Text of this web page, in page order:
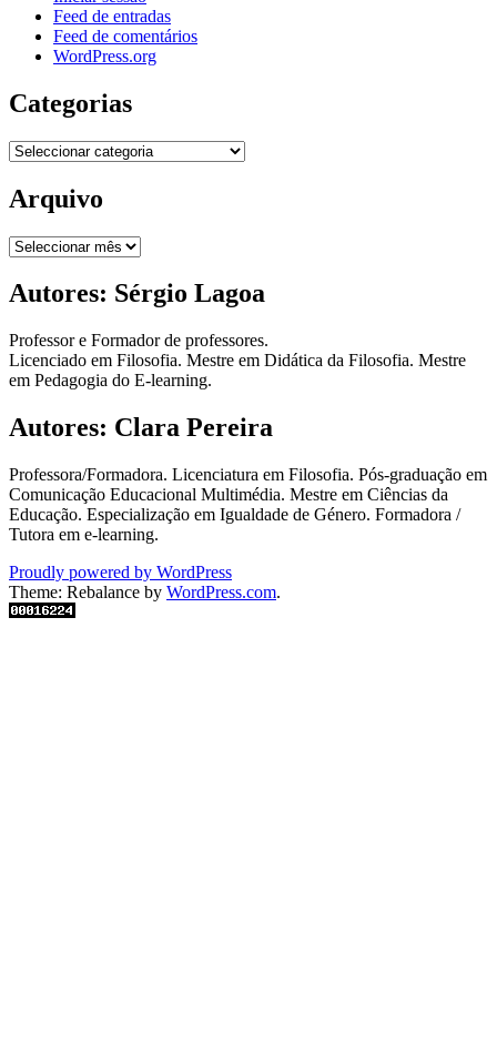
Feed de entradas
Feed de comentários
WordPress.org
Categorias
Categorias
Arquivo
Arquivo
Autores: Sérgio Lagoa
Professor e Formador de professores.
Licenciado em Filosofia. Mestre em Didática da Filosofia. Mestre
em Pedagogia do E-learning.
Autores: Clara Pereira
Professora/Formadora. Licenciatura em Filosofia. Pós-graduação em
Comunicação Educacional Multimédia. Mestre em Ciências da
Educação. Especialização em Igualdade de Género. Formadora /
Tutora em e-learning.
Proudly powered by WordPress
Theme: Rebalance by WordPress.com.